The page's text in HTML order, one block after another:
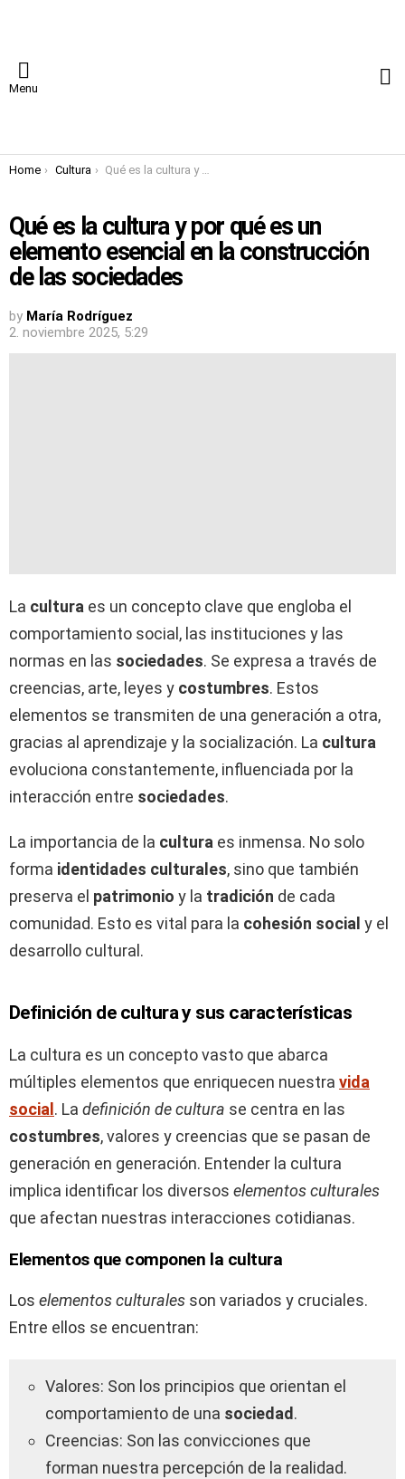
Menu
You are here:
Home Cultura Qué es la cultura y por qué es un elemento esencial en la construcción de las sociedades
Qué es la cultura y por qué es un
elemento esencial en la construcción
de las sociedades
by María Rodríguez
2. noviembre 2025, 5:29
La cultura es un concepto clave que engloba el
comportamiento social, las instituciones y las
normas en las sociedades. Se expresa a través de
creencias, arte, leyes y costumbres. Estos
elementos se transmiten de una generación a otra,
gracias al aprendizaje y la socialización. La cultura
evoluciona constantemente, influenciada por la
interacción entre sociedades.
La importancia de la cultura es inmensa. No solo
forma identidades culturales, sino que también
preserva el patrimonio y la tradición de cada
comunidad. Esto es vital para la cohesión social y el
desarrollo cultural.
Definición de cultura y sus características
La cultura es un concepto vasto que abarca
múltiples elementos que enriquecen nuestra vida
social . La definición de cultura se centra en las
costumbres, valores y creencias que se pasan de
generación en generación. Entender la cultura
implica identificar los diversos elementos culturales
que afectan nuestras interacciones cotidianas.
Elementos que componen la cultura
Los elementos culturales son variados y cruciales.
Entre ellos se encuentran:
Valores: Son los principios que orientan el
comportamiento de una sociedad.
Creencias: Son las convicciones que
forman nuestra percepción de la realidad.